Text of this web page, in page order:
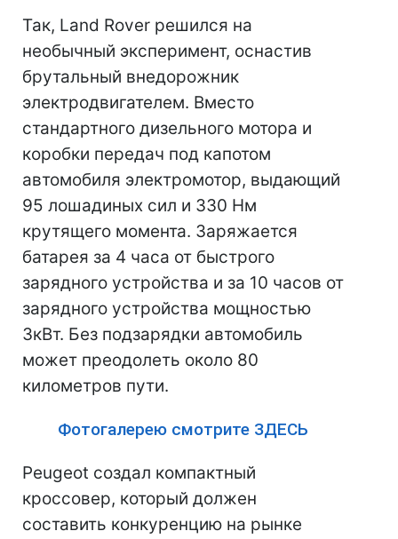
Так, Land Rover решился на
необычный эксперимент, оснастив
брутальный внедорожник
электродвигателем. Вместо
стандартного дизельного мотора и
коробки передач под капотом
автомобиля электромотор, выдающий
95 лошадиных сил и 330 Нм
крутящего момента. Заряжается
батарея за 4 часа от быстрого
зарядного устройства и за 10 часов от
зарядного устройства мощностью
3кВт. Без подзарядки автомобиль
может преодолеть около 80
километров пути.
Фотогалерею смотрите ЗДЕСЬ
Peugeot создал компактный
кроссовер, который должен
составить конкуренцию на рынке